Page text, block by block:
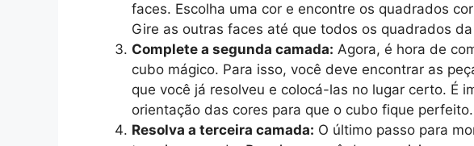
faces. Escolha uma cor e encontre os quadrados
Gire as outras faces até que todos os quadrados
Complete a segunda camada: Agora, é hora de
cubo mágico. Para isso, você deve encontrar as
que você já resolveu e colocá-las no lugar certo. É
orientação das cores para que o cubo fique perfeito.
Resolva a terceira camada: O último passo para